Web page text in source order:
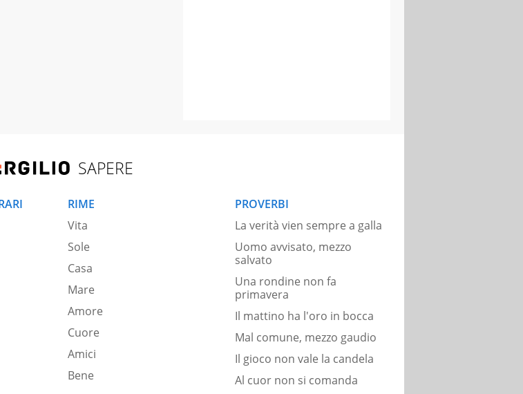
SAPERE
RIME
Vita
Sole
Casa
Mare
Amore
Cuore
Amici
Bene
PROVERBI
La verità vien sempre a galla
Uomo avvisato, mezzo
salvato
Una rondine non fa
primavera
Il mattino ha l'oro in bocca
Mal comune, mezzo gaudio
Il gioco non vale la candela
Al cuor non si comanda